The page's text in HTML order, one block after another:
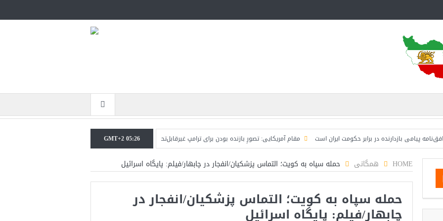
بازدارنده در برابر حکومت ایران است مقام آمریکایی: تصورِ بازنده بودن برای ترامپ غیرقابل‌تحمل است+فیلم: تحلیل
مقامات آمریکایی: برخی گزارش‌ها موجبGMT+2 05:26
HOME همگانی حمله سپاه به کویت؛ التماس پزشکیان/انفجار در چابهار/فیلم: پایگاه اسرائیل
حمله سپاه به کویت؛ التماس پزشکیان/انفجار در
چابهار/فیلم: پایگاه اسرائیل